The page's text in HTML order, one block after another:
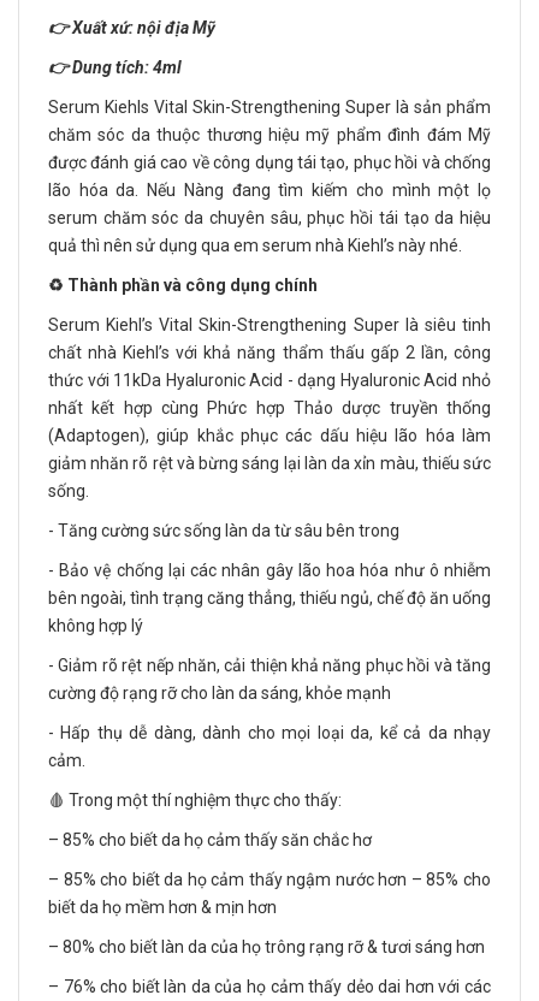
👉 Xuất xứ: nội địa Mỹ
👉 Dung tích: 4ml
Serum Kiehls Vital Skin-Strengthening Super là sản phẩm
chăm sóc da thuộc thương hiệu mỹ phẩm đình đám Mỹ
được đánh giá cao về công dụng tái tạo, phục hồi và chống
lão hóa da. Nếu Nàng đang tìm kiếm cho mình một lọ
serum chăm sóc da chuyên sâu, phục hồi tái tạo da hiệu
quả thì nên sử dụng qua em serum nhà Kiehl’s này nhé.
♻️ Thành phần và công dụng chính
Serum Kiehl’s Vital Skin-Strengthening Super là siêu tinh
chất nhà Kiehl’s với khả năng thẩm thấu gấp 2 lần, công
thức với 11kDa Hyaluronic Acid - dạng Hyaluronic Acid nhỏ
nhất kết hợp cùng Phức hợp Thảo dược truyền thống
(Adaptogen), giúp khắc phục các dấu hiệu lão hóa làm
giảm nhăn rõ rệt và bừng sáng lại làn da xỉn màu, thiếu sức
sống.
- Tăng cường sức sống làn da từ sâu bên trong
- Bảo vệ chống lại các nhân gây lão hoa hóa như ô nhiễm
bên ngoài, tình trạng căng thẳng, thiếu ngủ, chế độ ăn uống
không hợp lý
- Giảm rõ rệt nếp nhăn, cải thiện khả năng phục hồi và tăng
cường độ rạng rỡ cho làn da sáng, khỏe mạnh
- Hấp thụ dễ dàng, dành cho mọi loại da, kể cả da nhạy
cảm.
🩸 Trong một thí nghiệm thực cho thấy:
– 85% cho biết da họ cảm thấy săn chắc hơ
– 85% cho biết da họ cảm thấy ngậm nước hơn – 85% cho
biết da họ mềm hơn & mịn hơn
– 80% cho biết làn da của họ trông rạng rỡ & tươi sáng hơn
– 76% cho biết làn da của họ cảm thấy dẻo dai hơn với các